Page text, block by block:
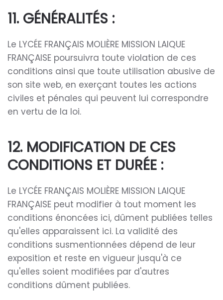
11. GÉNÉRALITÉS :
Le LYCÉE FRANÇAIS MOLIÈRE MISSION LAIQUE
FRANÇAISE poursuivra toute violation de ces
conditions ainsi que toute utilisation abusive de
son site web, en exerçant toutes les actions
civiles et pénales qui peuvent lui correspondre
en vertu de la loi.
12. MODIFICATION DE CES
CONDITIONS ET DURÉE :
Le LYCÉE FRANÇAIS MOLIÈRE MISSION LAIQUE
FRANÇAISE peut modifier à tout moment les
conditions énoncées ici, dûment publiées telles
qu'elles apparaissent ici. La validité des
conditions susmentionnées dépend de leur
exposition et reste en vigueur jusqu'à ce
qu'elles soient modifiées par d'autres
conditions dûment publiées.